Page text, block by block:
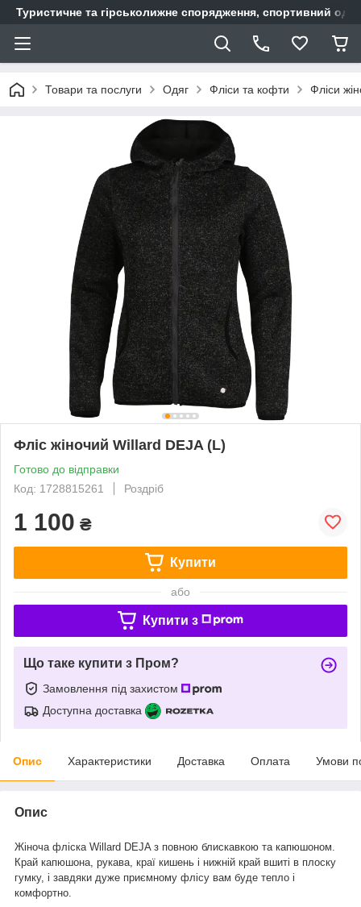
Туристичне та гірськолижне спорядження, спортивний
Товари та послуги Одяг Фліси та кофти Фліси
Фліс жіночий Willard DEJA (L)
Готово до відправки
Код: 1728815261
Роздріб
1 100 ₴
Купити
або
Купити з
Що таке купити з Пром?
Замовлення під захистом
Доступна доставка
Опис Характеристики Доставка Оплата Умови
Опис
Жіноча фліска Willard DEJA з повною блискавкою та капюшоном.
Край капюшона, рукава, краї кишень і нижній край вшиті в плоску
гумку, і завдяки дуже приємному флісу вам буде тепло і
комфортно.